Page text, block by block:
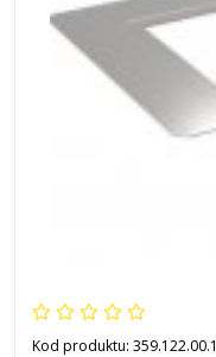
Kod produktu: 359.122.00.1